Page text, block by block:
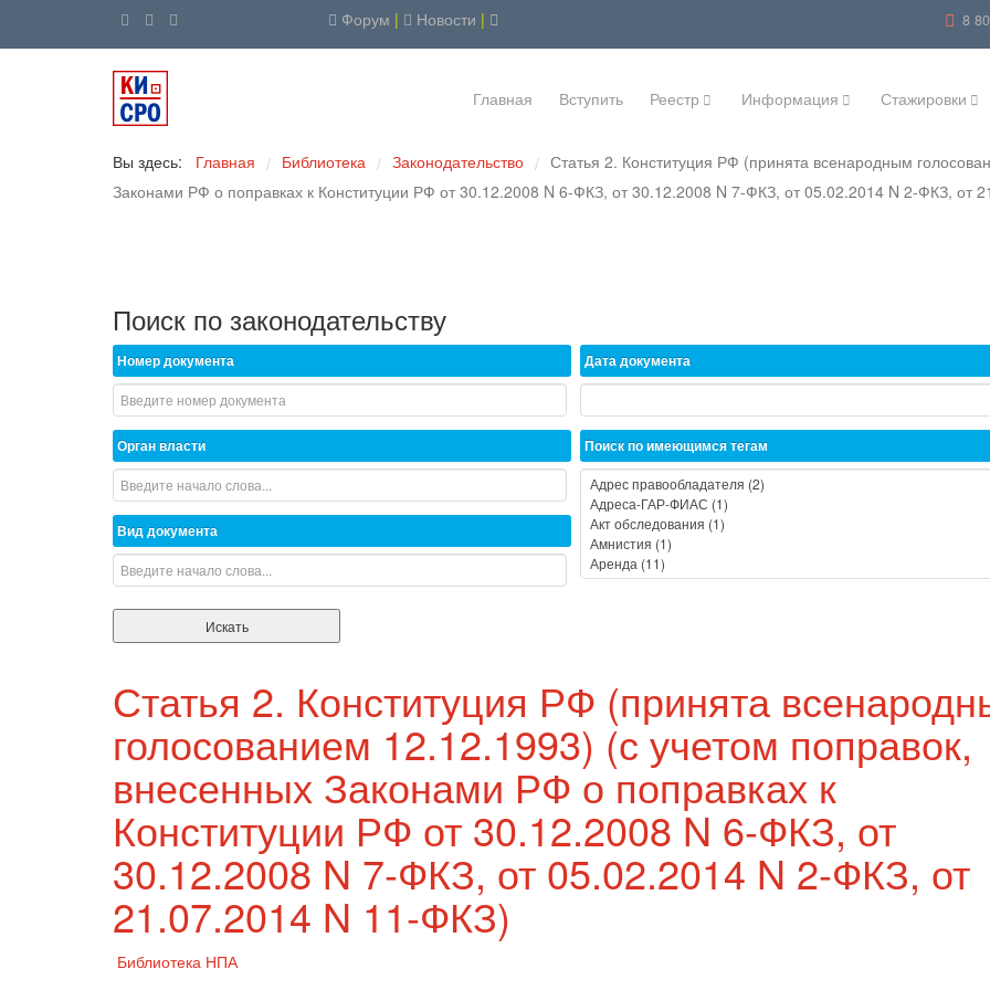
Форум | Новости | 8
Главная Вступить Реестр Информация Стажировки
Вы здесь: Главная / Библиотека / Законодательство / Статья 2. Конституция РФ (принята всенародным
Законами РФ о поправках к Конституции РФ от 30.12.2008 N 6-ФКЗ, от 30.12.2008 N 7-ФКЗ, от 05.02.2014 N 2-ФКЗ, от
Поиск по законодательству
Номер документа
Орган власти
Вид документа
Дата документа
Поиск по имеющимся тегам
Статья 2. Конституция РФ (принята
голосованием 12.12.1993) (с учетом поправок,
внесенных Законами РФ о поправках к
Конституции РФ от 30.12.2008 N 6-ФКЗ, от
30.12.2008 N 7-ФКЗ, от 05.02.2014 N 2-ФКЗ, от
21.07.2014 N 11-ФКЗ)
Библиотека НПА